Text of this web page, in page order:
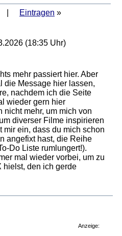
Eintragen »
(18:35 Uhr)
mehr passiert hier. Aber
die Message hier lassen,
nachdem ich die Seite
wieder gern hier
nicht mehr, um mich von
diverser Filme inspirieren
mir ein, dass du mich schon
angefixt hast, die Reihe
Do Liste rumlungert!).
mal wieder vorbei, um zu
hielst, den ich gerde
Anzeige: